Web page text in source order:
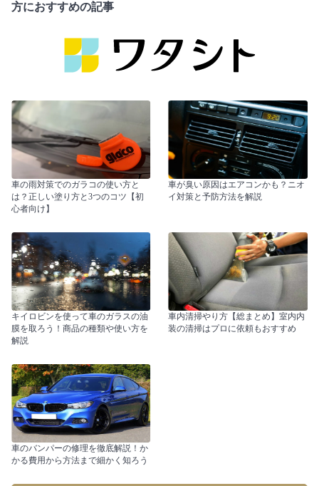
方におすすめの記事
車の雨対策でのガラコの使い方と
は？正しい塗り方と3つのコツ【初
心者向け】
車が臭い原因はエアコンかも？ニオ
イ対策と予防方法を解説
キイロビンを使って車のガラスの油
膜を取ろう！商品の種類や使い方を
解説
車内清掃やり方【総まとめ】室内内
装の清掃はプロに依頼もおすすめ
車のバンパーの修理を徹底解説！か
かる費用から方法まで細かく知ろう